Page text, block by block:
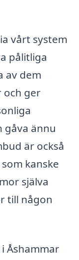
vårt system
pålitliga
av dem
och ger
gåva ännu
är också
kanske
själva
till någon
Åshammar